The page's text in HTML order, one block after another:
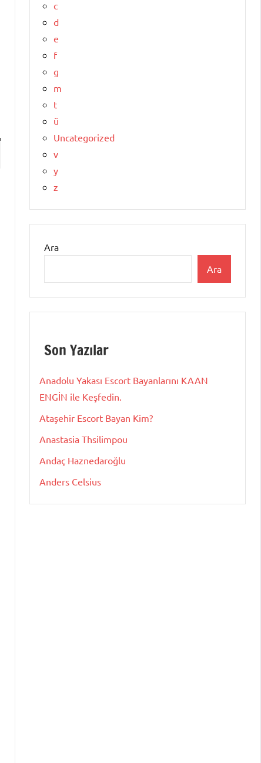
c
d
e
f
g
m
t
ü
Uncategorized
v
y
z
Ara
Ara
Son Yazılar
Anadolu Yakası Escort Bayanlarını KAAN
ENGİN ile Keşfedin.
Ataşehir Escort Bayan Kim?
Anastasia Thsilimpou
Andaç Haznedaroğlu
Anders Celsius